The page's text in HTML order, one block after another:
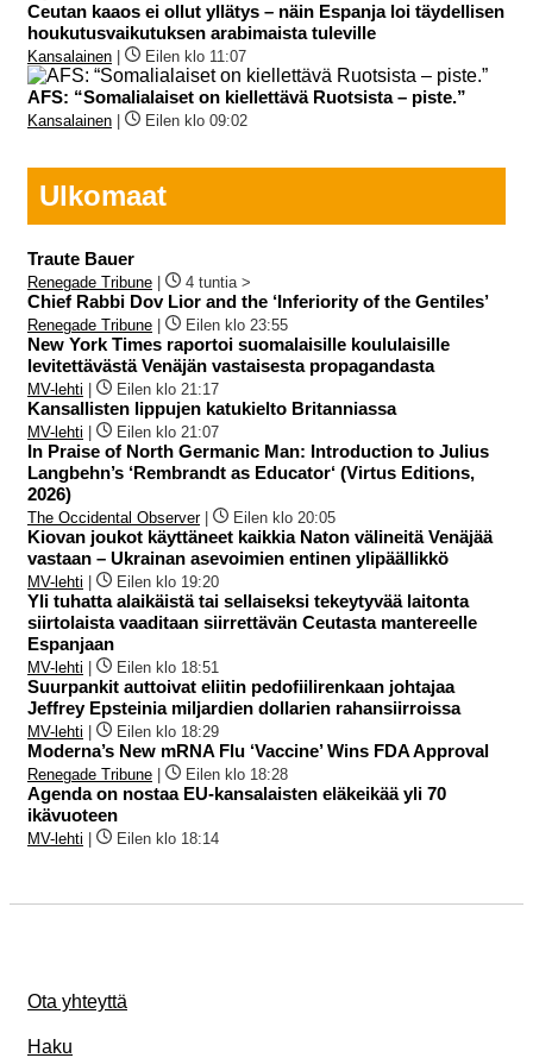
Ceutan kaaos ei ollut yllätys – näin Espanja loi täydellisen
houkutusvaikutuksen arabimaista tuleville
Kansalainen Eilen klo 11:07
AFS: “Somalialaiset on kiellettävä Ruotsista – piste.”
Kansalainen Eilen klo 09:02
Ulkomaat
Traute Bauer
Renegade Tribune 4 tuntia >
Chief Rabbi Dov Lior and the ‘Inferiority of the Gentiles’
Renegade Tribune Eilen klo 23:55
New York Times raportoi suomalaisille koululaisille
levitettävästä Venäjän vastaisesta propagandasta
MV-lehti Eilen klo 21:17
Kansallisten lippujen katukielto Britanniassa
MV-lehti Eilen klo 21:07
In Praise of North Germanic Man: Introduction to Julius
Langbehn’s ‘Rembrandt as Educator‘ (Virtus Editions,
2026)
The Occidental Observer| Eilen klo 20:05
Kiovan joukot käyttäneet kaikkia Naton välineitä Venäjää
vastaan – Ukrainan asevoimien entinen ylipäällikkö
MV-lehti Eilen klo 19:20
Yli tuhatta alaikäistä tai sellaiseksi tekeytyvää laitonta
siirtolaista vaaditaan siirrettävän Ceutasta mantereelle
Espanjaan
MV-lehti Eilen klo 18:51
Suurpankit auttoivat eliitin pedofiilirenkaan johtajaa
Jeffrey Epsteinia miljardien dollarien rahansiirroissa
MV-lehti Eilen klo 18:29
Moderna’s New mRNA Flu ‘Vaccine’ Wins FDA Approval
Renegade Tribune Eilen klo 18:28
Agenda on nostaa EU-kansalaisten eläkeikää yli 70
ikävuoteen
MV-lehti Eilen klo 18:14
Ota yhteyttä
Haku